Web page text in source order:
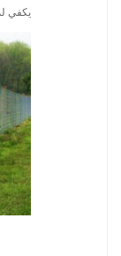
يكفي